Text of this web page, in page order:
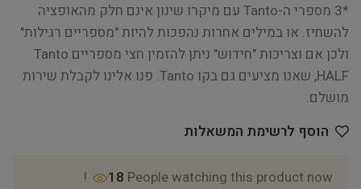
*3 מספרי ה-Tanto עם מיקרו שינון אינם חלק מהאופציה
להשחיז. או במילים אחרות נהפכות להיות "מספריים רגילות"
ולכן אם וצריכות "חידוש" ניתן להזמין חצי מספריים Tanto
HALF, שאנו מציעים גם בקו Tanto. פנו אלינו לקבלת שירות
מושלם.
הוסף לרשימת המשאלות
18 People watching this product now!